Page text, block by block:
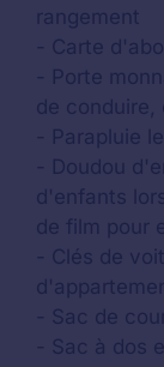
rangement
- Carte
- Porte
de conduire,
- Parapluie
- Doudou
d'enfants
de film pour
- Clés de
- Sac de
- Sac à dos